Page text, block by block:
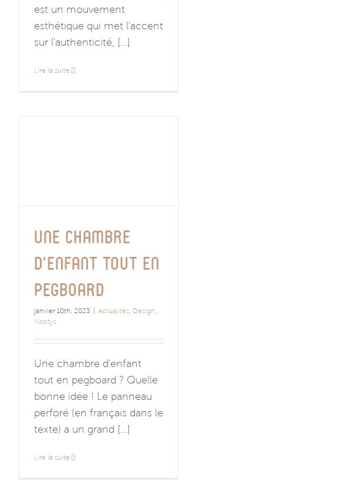
est un mouvement
esthétique qui met l'accent
sur l'authenticité, [...]
Lire la suite
Une chambre
d’enfant tout en
pegboard
janvier 10th, 2023 Actualités, Design,
Noctys
Une chambre d'enfant
tout en pegboard ? Quelle
bonne idée ! Le panneau
perforé (en français dans le
texte) a un grand [...]
Lire la suite